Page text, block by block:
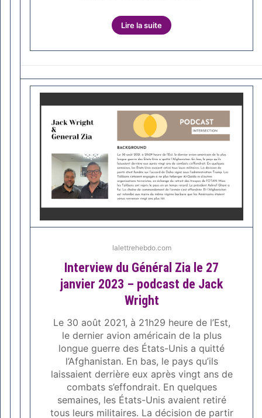
Lire la suite
lalettrehebdo.com
Interview du Général Zia le 27
janvier 2023 – podcast de Jack
Wright
Le 30 août 2021, à 21h29 heure de l’Est,
le dernier avion américain de la plus
longue guerre des États-Unis a quitté
l’Afghanistan. En bas, le pays qu’ils
laissaient derrière eux après vingt ans de
combats s’effondrait. En quelques
semaines, les États-Unis avaient retiré
tous leurs militaires. La décision de partir